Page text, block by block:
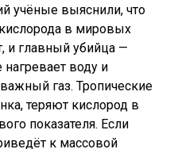
учёные выяснили, что
в мировых
и главный убийца —
воду и
газ. Тропические
теряют кислород в
показателя. Если
к массовой